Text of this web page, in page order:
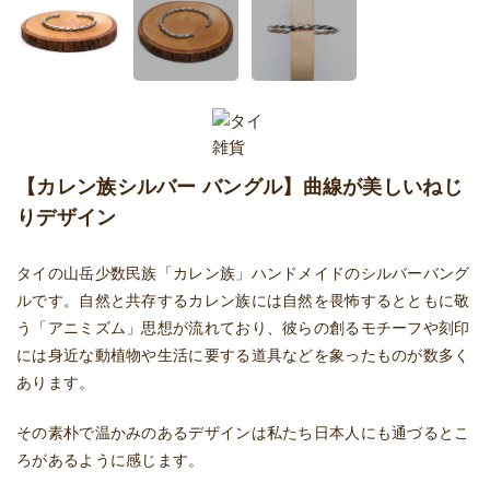
【カレン族シルバー バングル】曲線が美しいねじ
りデザイン
タイの山岳少数民族「カレン族」ハンドメイドのシルバーバング
ルです。自然と共存するカレン族には自然を畏怖するとともに敬
う「アニミズム」思想が流れており、彼らの創るモチーフや刻印
には身近な動植物や生活に要する道具などを象ったものが数多く
あります。
その素朴で温かみのあるデザインは私たち日本人にも通づるとこ
ろがあるように感じます。